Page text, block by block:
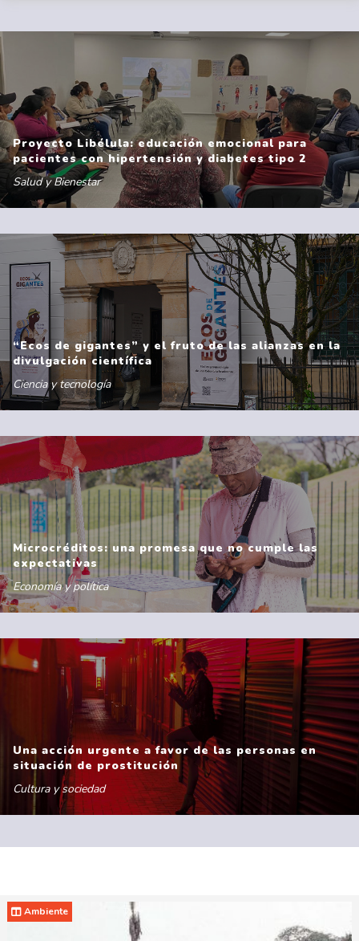
Proyecto Libélula: educación emocional para
pacientes con hipertensión y diabetes tipo 2
Salud y Bienestar
“Ecos de gigantes” y el fruto de las alianzas en la
divulgación científica
Ciencia y tecnología
Microcréditos: una promesa que no cumple las
expectativas
Economía y política
Una acción urgente a favor de las personas en
situación de prostitución
Cultura y sociedad
Ambiente